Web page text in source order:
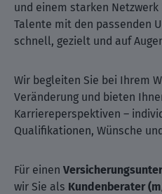
und einem starken
Talente mit den passenden
schnell, gezielt und auf
Wir begleiten Sie bei Ihrem
Veränderung und bieten
Karriereperspektiven –
Qualifikationen, Wünsche
Für einen
wir Sie als Kundenberater